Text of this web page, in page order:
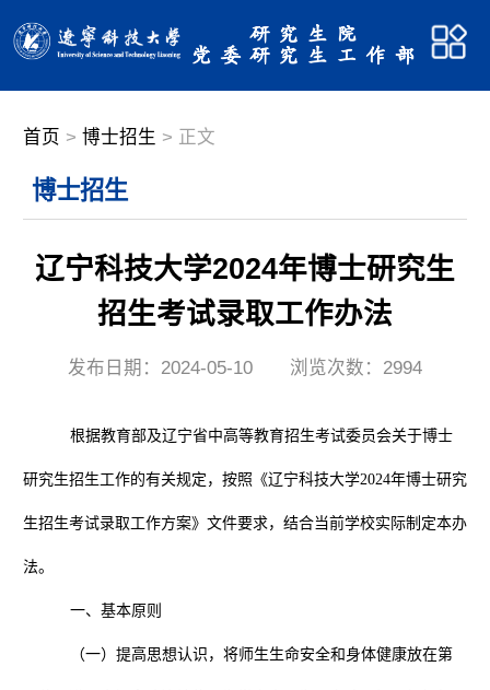
首页 > 博士招生 > 正文
博士招生
辽宁科技大学2024年博士研究生
招生考试录取工作办法
发布日期：2024-05-10 浏览次数： 2994
根据教育部及辽宁省中高等教育招生考试委员会关于博士
研究生招生工作的有关规定，按照《辽宁科技大学2024年博士研究
生招生考试录取工作方案》文件要求，结合当前学校实际制定本办
法。
一、基本原则
（一）提高思想认识，将师生生命安全和身体健康放在第